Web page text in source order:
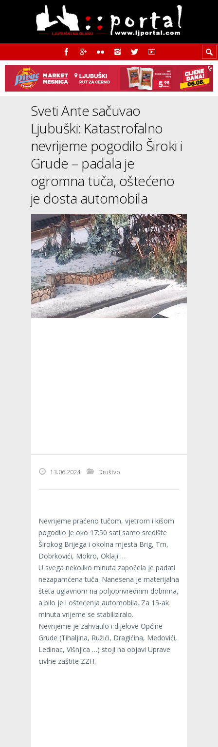
Sveti Ante sačuvao
Ljubuški: Katastrofalno
nevrijeme pogodilo Široki i
Grude – padala je
ogromna tuča, oštećeno
je dosta automobila
13.06.2024 Društvo
Nevrijeme praćeno tučom, vjetrom i kišom
pogodilo je oko 17:50 sati samo središte
Širokog Brijega i okolna mjesta Brig, Trn,
Dobrkovići, Mokro, Oklaji …
U svega nekoliko minuta započela je padati
nezapamćena tuča. Nanesena je materijalna
šteta uglavnom na poljoprivrednim dobrima,
a bilo je i oštećenja automobila. Za 15-ak
minuta vrijeme se stabiliziralo.
Nevrijeme je zahvatilo i dijelove Općine
Grude (Tihaljina, Ružići, Dragićina, Medovići,
Ledinac, Višnjica …) stoji na objavi Uprave
civlne zaštite ZZH.